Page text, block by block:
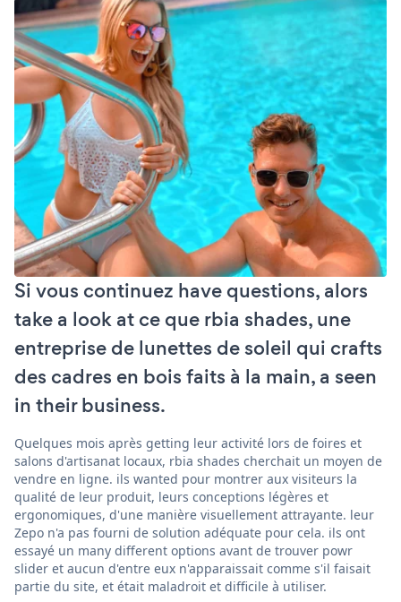
Si vous continuez have questions, alors
take a look at ce que rbia shades, une
entreprise de lunettes de soleil qui crafts
des cadres en bois faits à la main, a seen
in their business.
Quelques mois après getting leur activité lors de foires et
salons d'artisanat locaux, rbia shades cherchait un moyen de
vendre en ligne. ils wanted pour montrer aux visiteurs la
qualité de leur produit, leurs conceptions légères et
ergonomiques, d'une manière visuellement attrayante. leur
Zepo n'a pas fourni de solution adéquate pour cela. ils ont
essayé un many different options avant de trouver powr
slider et aucun d'entre eux n'apparaissait comme s'il faisait
partie du site, et était maladroit et difficile à utiliser.